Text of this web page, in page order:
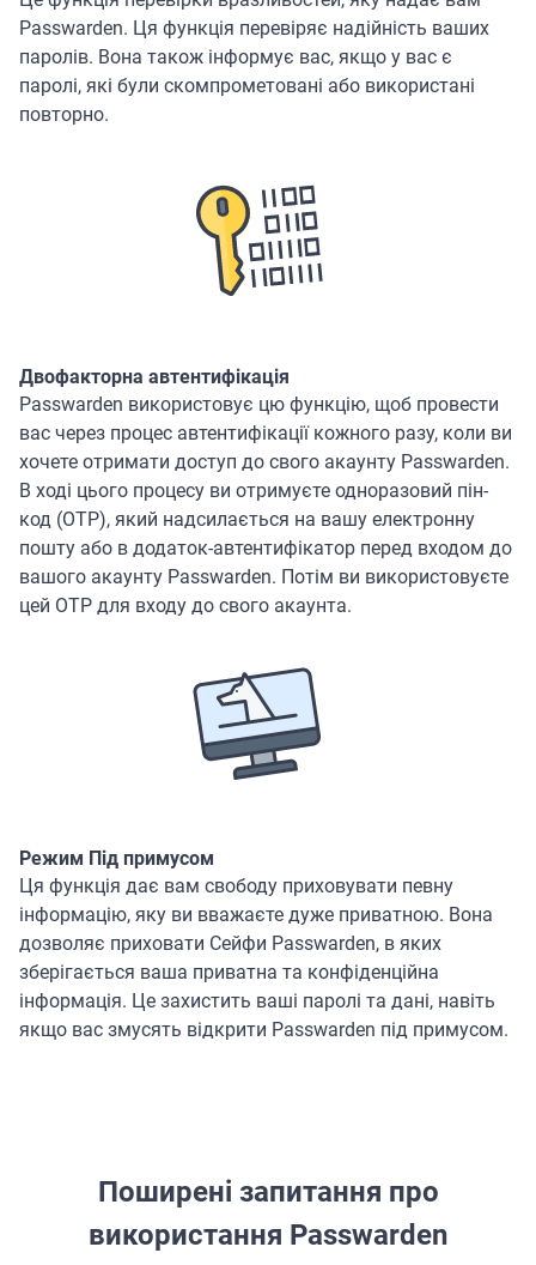
Passwarden. Ця функція перевіряє надійність ваших
паролів. Вона також інформує вас, якщо у вас є
паролі, які були скомпрометовані або використані
повторно.
Двофакторна автентифікація
Passwarden використовує цю функцію, щоб провести
вас через процес автентифікації кожного разу, коли ви
хочете отримати доступ до свого акаунту Passwarden.
В ході цього процесу ви отримуєте одноразовий пін-
код (OTP), який надсилається на вашу електронну
пошту або в додаток-автентифікатор перед входом до
вашого акаунту Passwarden. Потім ви використовуєте
цей OTP для входу до свого акаунта.
Режим Під примусом
Ця функція дає вам свободу приховувати певну
інформацію, яку ви вважаєте дуже приватною. Вона
дозволяє приховати Сейфи Passwarden, в яких
зберігається ваша приватна та конфіденційна
інформація. Це захистить ваші паролі та дані, навіть
якщо вас змусять відкрити Passwarden під примусом.
Поширені запитання про
використання Passwarden